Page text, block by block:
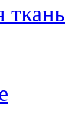
ткань